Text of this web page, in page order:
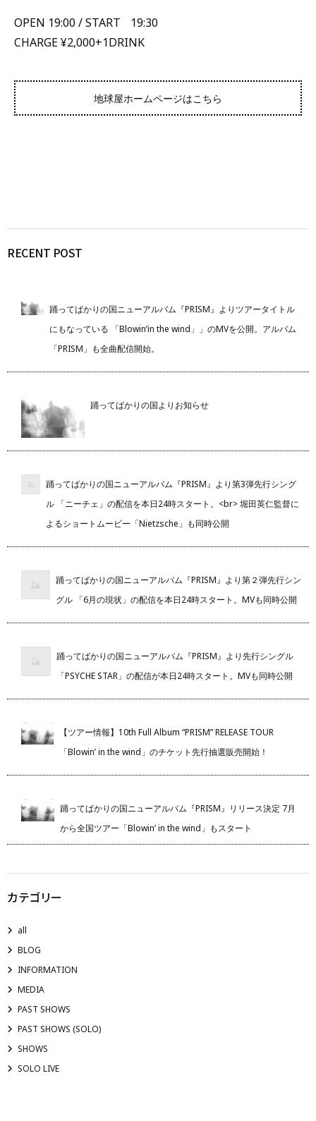
OPEN 19:00 / START 19:30
CHARGE ¥2,000+1DRINK
地球屋ホームページはこちら
RECENT POST
踊ってばかりの国ニューアルバム『PRISM』よりツアータイトル
にもなっている 「Blowin’in the wind」」のMVを公開。アルバム
「PRISM」も全曲配信開始。
踊ってばかりの国よりお知らせ
踊ってばかりの国ニューアルバム『PRISM』より第3弾先行シング
ル 「ニーチェ」の配信を本日24時スタート。<br> 堀田英仁監督に
よるショートムービー「Nietzsche」も同時公開
踊ってばかりの国ニューアルバム『PRISM』より第２弾先行シン
グル 「6月の現状」の配信を本日24時スタート。MVも同時公開
踊ってばかりの国ニューアルバム『PRISM』より先行シングル
「PSYCHE STAR」の配信が本日24時スタート。MVも同時公開
【ツアー情報】10th Full Album “PRISM” RELEASE TOUR
「Blowin’ in the wind」のチケット先行抽選販売開始！
踊ってばかりの国ニューアルバム『PRISM』リリース決定 7月
から全国ツアー「Blowin’ in the wind」もスタート
カテゴリー
all
BLOG
INFORMATION
MEDIA
PAST SHOWS
PAST SHOWS (SOLO)
SHOWS
SOLO LIVE